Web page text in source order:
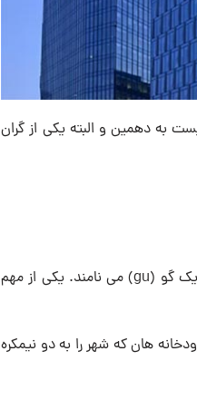
نظیر دیگر سئول را با سالانه ۱۲ میلیون توریست به دهمین و البته یکی از گران
در تقسیم بندی شهری، سئول به ۲۵ قسمت تقسیم شده است که هر قسمت را یک گو (gu) می نامند. یکی از مهم
هان که شهر را به دو نیمکره